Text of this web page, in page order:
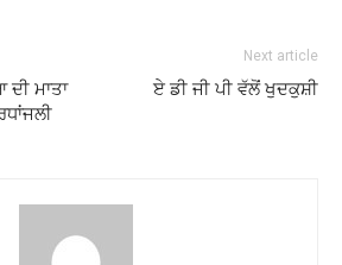
ਮਾਤਾ
Next article
ਏ ਡੀ ਜੀ ਪੀ ਵੱਲੋਂ ਖੁਦਕੁਸ਼ੀ